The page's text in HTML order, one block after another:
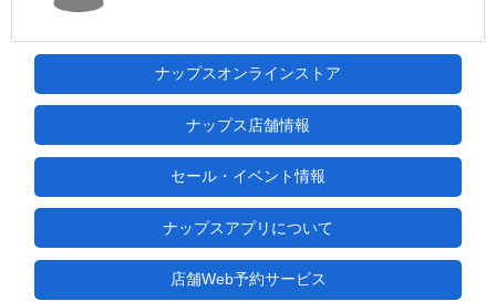
ナップスオンラインストア
ナップス店舗情報
セール・イベント情報
ナップスアプリについて
店舗Web予約サービス